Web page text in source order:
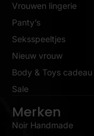
Vrouwen lingerie
Panty’s
Seksspeeltjes
Nieuw vrouw
Body & Toys cadeau
Sale
Merken
Noir Handmade